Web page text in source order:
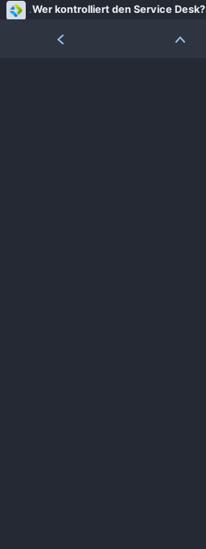
Wer kontrolliert den Service Desk?